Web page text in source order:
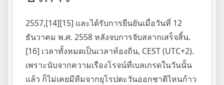
2557,[14][15] และได้รับการยืนยันเมื่อวันที่ 12
ธันวาคม พ.ศ. 2558 หลังจบการจับสลากเสร็จสิ้น.
[16] เวลาทั้งหมดเป็นเวลาท้องถิ่น, CEST (UTC+2).
เพราะนับจากความเรืองโรจน์ที่เบลเกรดในวันนั้น
แล้ว ก็ไม่เคยมีทีมจากยุโรปตะวันออกชาติไหนก้าว